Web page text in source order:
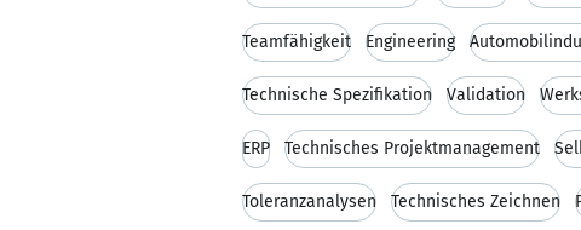
Teamfähigkeit Engineering
Technische Spezifikation Validation
ERP Technisches Projektmanagement
Toleranzanalysen Technisches Zeichnen